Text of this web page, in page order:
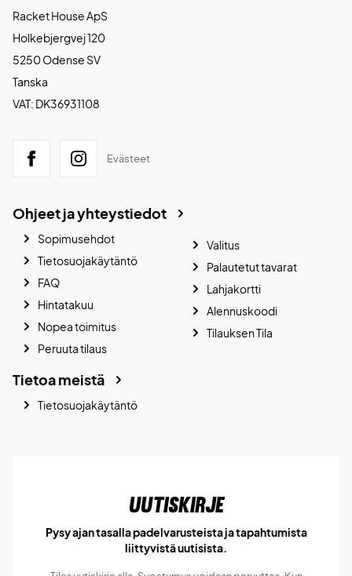
Racket House ApS
Holkebjergvej 120
5250 Odense SV
Tanska
VAT: DK36931108
Evästeet
Ohjeet ja yhteystiedot
Sopimusehdot
Tietosuojakäytäntö
FAQ
Hintatakuu
Nopea toimitus
Peruuta tilaus
Valitus
Palautetut tavarat
Lahjakortti
Alennuskoodi
Tilauksen Tila
Tietoa meistä
Tietosuojakäytäntö
Uutiskirje
Pysy ajan tasalla padelvarusteista ja tapahtumista
liittyvistä uutisista.